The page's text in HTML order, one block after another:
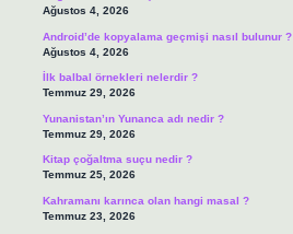
Ağustos 4, 2026
Android’de kopyalama geçmişi nasıl bulunur ?
Ağustos 4, 2026
İlk balbal örnekleri nelerdir ?
Temmuz 29, 2026
Yunanistan’ın Yunanca adı nedir ?
Temmuz 29, 2026
Kitap çoğaltma suçu nedir ?
Temmuz 25, 2026
Kahramanı karınca olan hangi masal ?
Temmuz 23, 2026